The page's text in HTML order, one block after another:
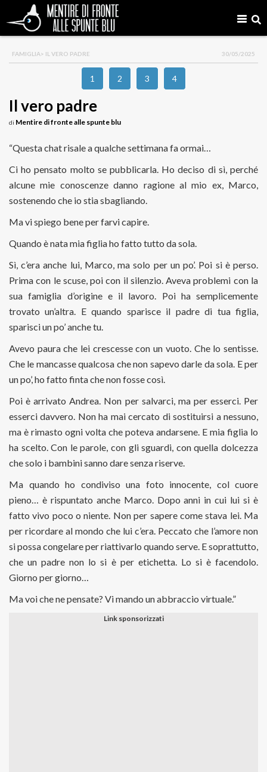
FAMIGLIA> IL VERO PADRE 30/05/2025
1 2 3 4
Il vero padre
di Mentire di fronte alle spunte blu
“Questa chat risale a qualche settimana fa ormai…
Ci ho pensato molto se pubblicarla. Ho deciso di sì, perché
alcune mie conoscenze danno ragione al mio ex, Marco,
sostenendo che io stia sbagliando.
Ma vi spiego bene per farvi capire.
Quando è nata mia figlia ho fatto tutto da sola.
Sì, c’era anche lui, Marco, ma solo per un po’. Poi si è perso.
Prima con le scuse, poi con il silenzio. Aveva problemi con la
sua famiglia d’origine e il lavoro. Poi ha semplicemente
trovato un’altra. E quando sparisce il padre di tua figlia,
sparisci un po’ anche tu.
Avevo paura che lei crescesse con un vuoto. Che lo sentisse.
Che le mancasse qualcosa che non sapevo darle da sola. E per
un po’, ho fatto finta che non fosse così.
Poi è arrivato Andrea. Non per salvarci, ma per esserci. Per
esserci davvero. Non ha mai cercato di sostituirsi a nessuno,
ma è rimasto ogni volta che poteva andarsene. E mia figlia lo
ha scelto. Con le parole, con gli sguardi, con quella dolcezza
che solo i bambini sanno dare senza riserve.
Ma quando ho condiviso una foto innocente, col cuore
pieno… è rispuntato anche Marco. Dopo anni in cui lui si è
fatto vivo poco o niente. Non per sapere come stava lei. Ma
per ricordare al mondo che lui c’era. Peccato che l’amore non
si possa congelare per riattivarlo quando serve. E soprattutto,
che un padre non lo si è per etichetta. Lo si è facendolo.
Giorno per giorno…
Ma voi che ne pensate? Vi mando un abbraccio virtuale.”